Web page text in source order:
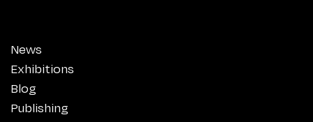
News
Exhibitions
Blog
Publishing